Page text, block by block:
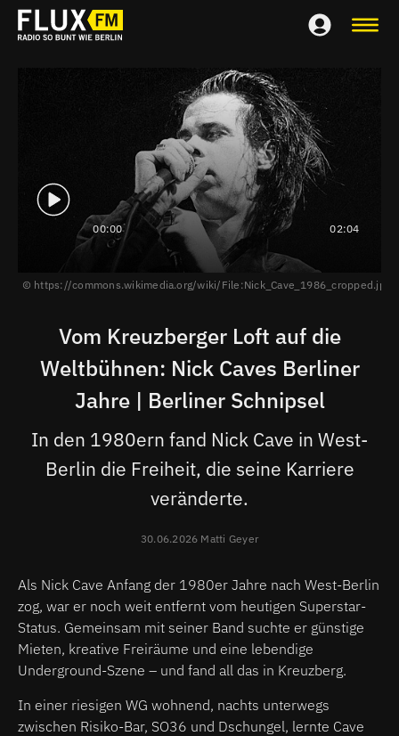
00:00 02:04
https://commons.wikimedia.org/wiki/File:Nick_Cave_1986_cropped.jpg
Vom Kreuzberger Loft auf die
Weltbühnen: Nick Caves Berliner
Jahre | Berliner Schnipsel
In den 1980ern fand Nick Cave in West-
Berlin die Freiheit, die seine Karriere
veränderte.
30.06.2026 Matti Geyer
Als Nick Cave Anfang der 1980er Jahre nach West-Berlin
zog, war er noch weit entfernt vom heutigen Superstar-
Status. Gemeinsam mit seiner Band suchte er günstige
Mieten, kreative Freiräume und eine lebendige
Underground-Szene – und fand all das in Kreuzberg.
In einer riesigen WG wohnend, nachts unterwegs
zwischen Risiko-Bar, SO36 und Dschungel, lernte Cave